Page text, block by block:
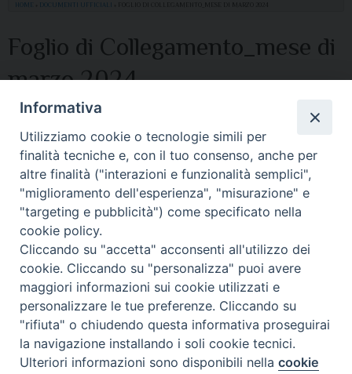
HOME DOCUMENTI UFFICIALI
Foglio di Collegamento_mese di
marzo 2024
F.C.Marzo.2024
© 2021 Diocesi di Città di Castello.
Preferenze Cookie
Informativa
Utilizziamo cookie o tecnologie simili per
finalità tecniche e, con il tuo consenso, anche per
altre finalità ("interazioni e funzionalità semplici",
"miglioramento dell'esperienza", "misurazione" e
"targeting e pubblicità") come specificato nella
cookie policy.
Cliccando su "accetta" acconsenti all'utilizzo dei
cookie. Cliccando su "personalizza" puoi avere
maggiori informazioni sui cookie utilizzati e
personalizzare le tue preferenze. Cliccando su
"rifiuta" o chiudendo questa informativa proseguirai
la navigazione installando i soli cookie tecnici.
Ulteriori informazioni sono disponibili nellacookie